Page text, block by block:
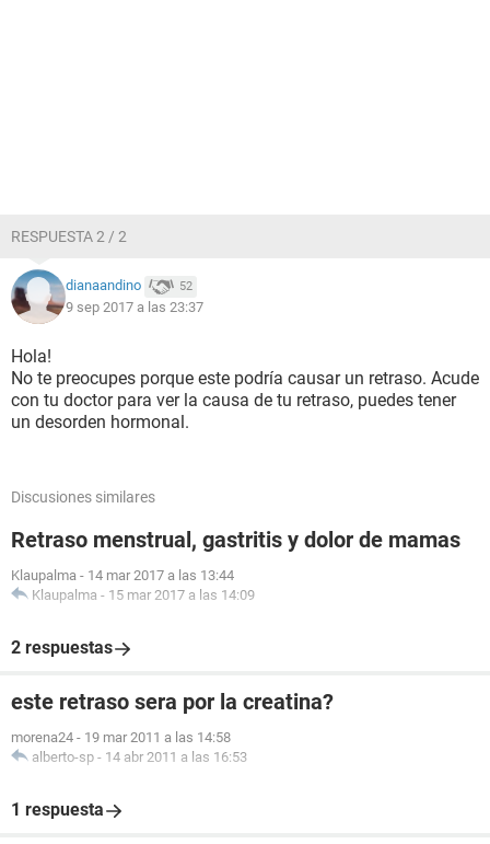
RESPUESTA 2 / 2
dianaandino 52
9 sep 2017 a las 23:37
Hola!
No te preocupes porque este podría causar un retraso. Acude
con tu doctor para ver la causa de tu retraso, puedes tener
un desorden hormonal.
Discusiones similares
Retraso menstrual, gastritis y dolor de mamas
Klaupalma - 14 mar 2017 a las 13:44
Klaupalma - 15 mar 2017 a las 14:09
2 respuestas
este retraso sera por la creatina?
morena24 - 19 mar 2011 a las 14:58
alberto-sp - 14 abr 2011 a las 16:53
1 respuesta